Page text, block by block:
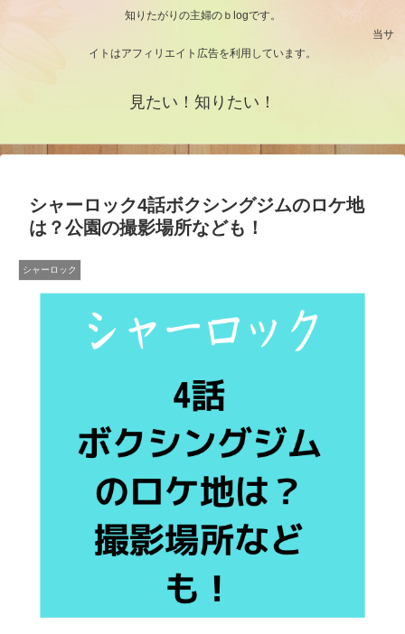
知りたがりの主婦のｂlogです。
当サ
イトはアフィリエイト広告を利用しています。
見たい！知りたい！
シャーロック4話ボクシングジムのロケ地
は？公園の撮影場所なども！
シャーロック